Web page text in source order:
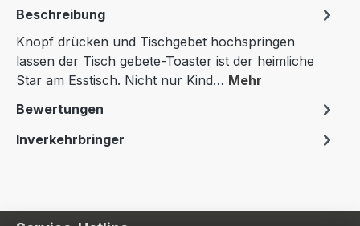
Beschreibung
Knopf drücken und Tischgebet hochspringen
lassen der Tisch gebete-Toaster ist der heimliche
Star am Esstisch. Nicht nur Kind… Mehr
Bewertungen
Inverkehrbringer